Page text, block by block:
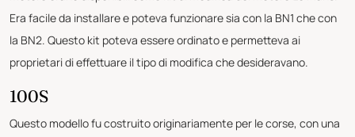
Era facile da installare e poteva funzionare sia con la BN1 che con
la BN2. Questo kit poteva essere ordinato e permetteva ai
proprietari di effettuare il tipo di modifica che desideravano.
100S
Questo modello fu costruito originariamente per le corse, con una